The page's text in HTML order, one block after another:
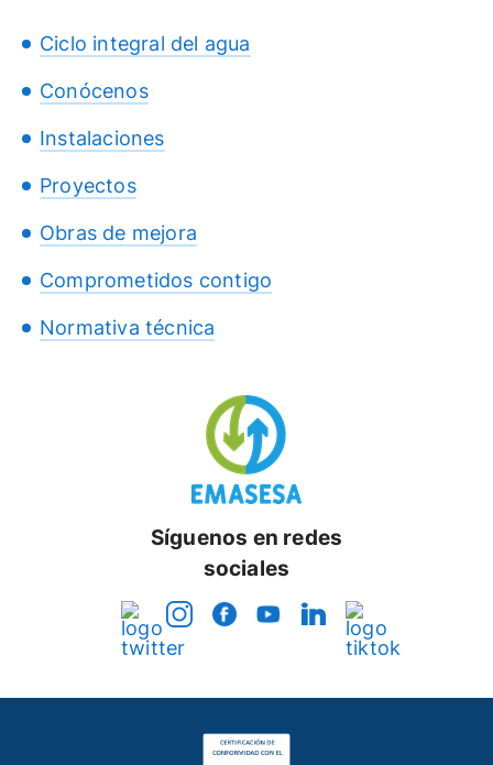
Ciclo integral del agua
Conócenos
Instalaciones
Proyectos
Obras de mejora
Comprometidos contigo
Normativa técnica
Síguenos en redes
sociales